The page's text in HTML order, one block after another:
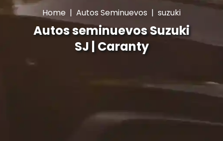
Home | Autos Seminuevos | suzuki
Autos seminuevos Suzuki
SJ | Caranty